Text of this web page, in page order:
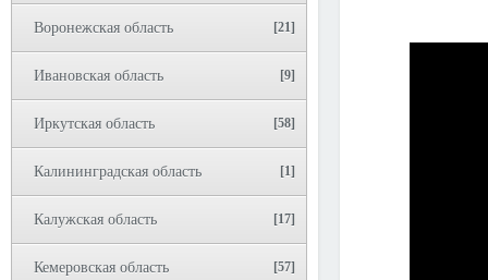
Воронежская область [21]
Ивановская область [9]
Иркутская область [58]
Калининградская область [1]
Калужская область [17]
Кемеровская область [57]